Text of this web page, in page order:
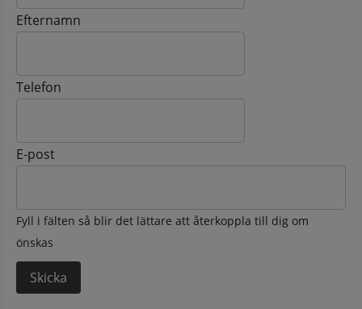
Efternamn
Telefon
E-post
Fyll i fälten så blir det lättare att återkoppla till dig om
önskas